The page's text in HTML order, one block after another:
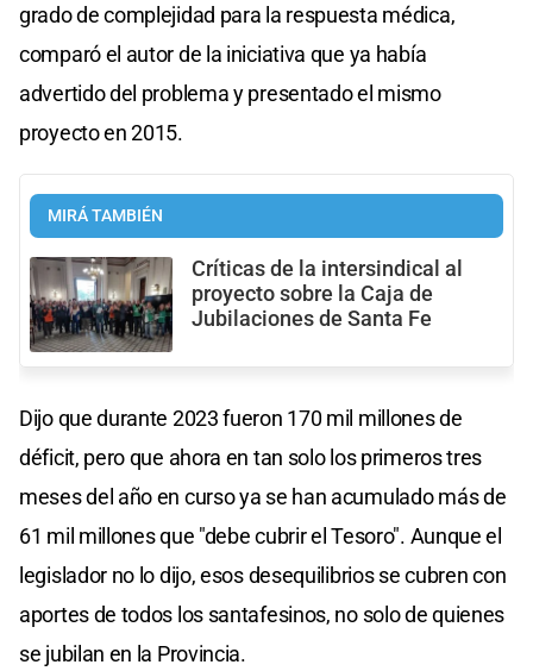
grado de complejidad para la respuesta médica,
comparó el autor de la iniciativa que ya había
advertido del problema y presentado el mismo
proyecto en 2015.
MIRÁ TAMBIÉN
Críticas de la intersindical al
proyecto sobre la Caja de
Jubilaciones de Santa Fe
Dijo que durante 2023 fueron 170 mil millones de
déficit, pero que ahora en tan solo los primeros tres
meses del año en curso ya se han acumulado más de
61 mil millones que "debe cubrir el Tesoro". Aunque el
legislador no lo dijo, esos desequilibrios se cubren con
aportes de todos los santafesinos, no solo de quienes
se jubilan en la Provincia.